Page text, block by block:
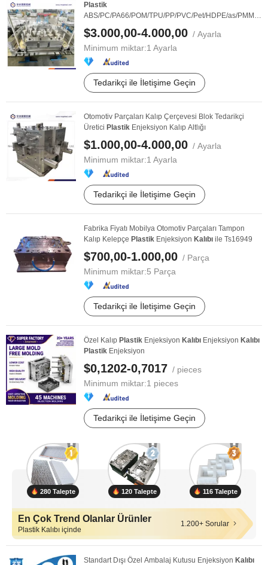
Plastik
ABS/PC/PA66/POM/TPU/PP/PVC/Pet/HDPE/as/PMMA
Enjeksiyon Kalıp Parçaları Sıcak Runner Üzerine ...
$3.000,00-4.000,00 / Ayarla
Minimum miktar:1 Ayarla
Tedarikçi ile İletişime Geçin
Otomotiv Parçaları Kalıp Çerçevesi Blok Tedarikçi
Üretici Plastik Enjeksiyon Kalıp Altlığı
$1.000,00-4.000,00 / Ayarla
Minimum miktar:1 Ayarla
Tedarikçi ile İletişime Geçin
Fabrika Fiyatı Mobilya Otomotiv Parçaları Tampon
Kalıp Kelepçe Plastik Enjeksiyon Kalıbı ile Ts16949
$700,00-1.000,00 / Parça
Minimum miktar:5 Parça
Tedarikçi ile İletişime Geçin
Özel Kalıp Plastik Enjeksiyon Kalıbı Enjeksiyon Kalıbı
Plastik Enjeksiyon
$0,1202-0,7017 / pieces
Minimum miktar:1 pieces
Tedarikçi ile İletişime Geçin
280 Talepte 120 Talepte 116 Talepte
En Çok Trend Olanlar Ürünler
Plastik Kalıbı içinde
1.200+ Sorular
Standart Dışı Özel Ambalaj Kutusu Enjeksiyon Kalıbı